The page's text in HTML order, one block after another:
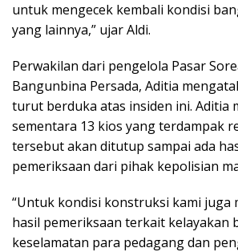
untuk mengecek kembali kondisi
yang lainnya,” ujar Aldi.
Perwakilan dari pengelola Pasar
Bangunbina Persada, Aditia
turut berduka atas insiden ini. Aditia
sementara 13 kios yang terdampak
tersebut akan ditutup sampai ada
pemeriksaan dari pihak kepolisian
“Untuk kondisi konstruksi kami juga
hasil pemeriksaan terkait kelayakan
keselamatan para pedagang dan